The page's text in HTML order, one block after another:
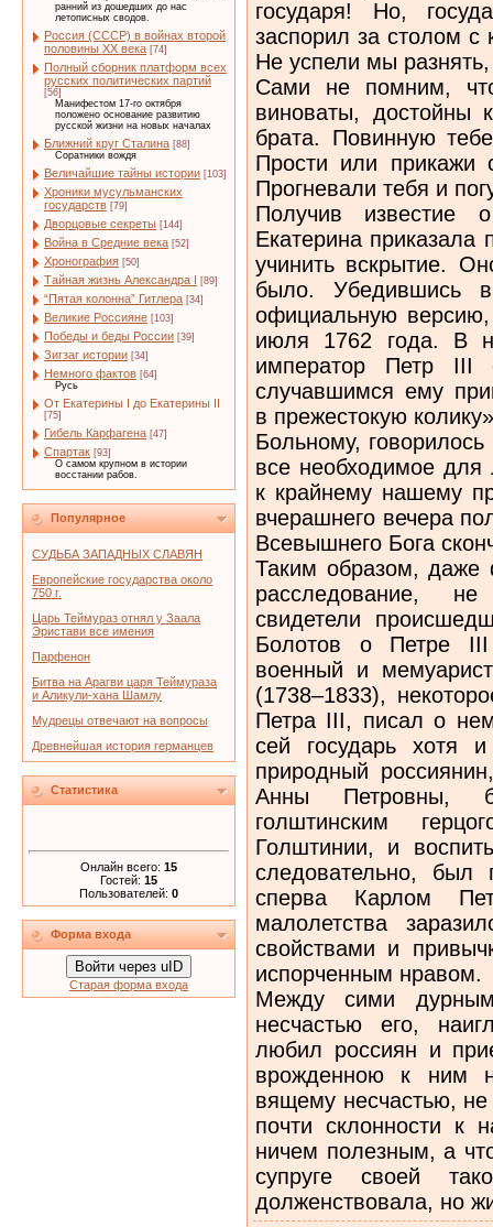
ранний из дошедших до нас
летописных сводов.
Россия (СССР) в войнах второй
половины XX века [74]
Полный сборник платформ всех
русских политических партий
[56]
Манифестом 17-го октября
положено основание развитию
русской жизни на новых началах
Ближний круг Сталина [88]
Соратники вождя
Величайшие тайны истории [103]
Хроники мусульманских
государств [79]
Дворцовые секреты [144]
Война в Средние века [52]
Хронография [50]
Тайная жизнь Александра I [89]
“Пятая колонна” Гитлера [34]
Великие Россияне [103]
Победы и беды России [39]
Зигзаг истории [34]
Немного фактов [64]
Русь
От Екатерины I до Екатерины II
[75]
Гибель Карфагена [47]
Спартак [93]
О самом крупном в истории
восстании рабов.
Популярное
СУДЬБА ЗАПАДНЫХ СЛАВЯН
Европейские государства около
750 г.
Царь Теймураз отнял у Заала
Эристави все имения
Парфенон
Битва на Арагви царя Теймураза
и Аликули-хана Шамлу
Мудрецы отвечают на вопросы
Древнейшая история германцев
Статистика
Онлайн всего: 15
Гостей: 15
Пользователей: 0
Форма входа
Войти через uID
Старая форма входа
государя! Но,
заспорил за столом
Не успели мы
Сами не помним,
виноваты, достойны
брата. Повинную
Прости или прикажи
Прогневали тебя и
Получив известие
Екатерина приказала
учинить вскрытие.
было. Убедившись
официальную
июля 1762 года. В
император Петр III
случавшимся ему
в прежестокую
Больному,
все необходимое для
к крайнему нашему
вчерашнего вечера
Всевышнего Бога
Таким образом,
расследование,
свидетели
Болотов о Петре III
военный и
(1738–1833),
Петра III, писал о
сей государь хотя
природный
Анны Петровны,
голштинским
Голштинии, и
следовательно,
сперва Карлом
малолетства
свойствами и
испорченным нравом.
Между сими
несчастью его,
любил россиян и
врожденною к ним
вящему несчастью,
почти склонности к
ничем полезным, а
супруге своей
долженствовала, но